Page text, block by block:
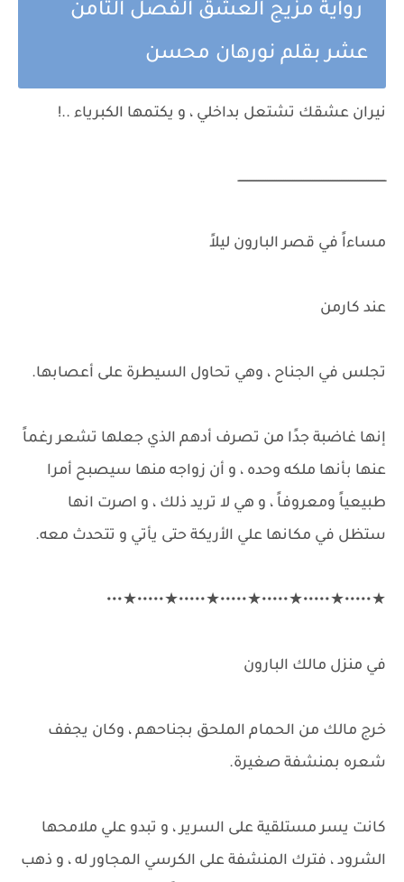
رواية مزيج العشق الفصل الثامن
عشر بقلم نورهان محسن
نيران عشقك تشتعل بداخلي ، و يكتمها الكبرياء ..!
ــــــــــــــــــــــــــــــــــــــــــــــــــــــــــــــــــــــــــــــــــ
مساءاً في قصر البارون ليلاً
عند كارمن
تجلس في الجناح ، وهي تحاول السيطرة على أعصابها.
إنها غاضبة جدًا من تصرف أدهم الذي جعلها تشعر رغماً
عنها بأنها ملكه وحده ، و أن زواجه منها سيصبح أمرا
طبيعياً ومعروفاً ، و هي لا تريد ذلك ، و اصرت انها
ستظل في مكانها علي الأريكة حتى يأتي و تتحدث معه.
★•••••★•••••★•••••★•••••★•••••★•••••★•••
في منزل مالك البارون
خرج مالك من الحمام الملحق بجناحهم ، وكان يجفف
شعره بمنشفة صغيرة.
كانت يسر مستلقية على السرير ، و تبدو علي ملامحها
الشرود ، فترك المنشفة على الكرسي المجاور له ، و ذهب